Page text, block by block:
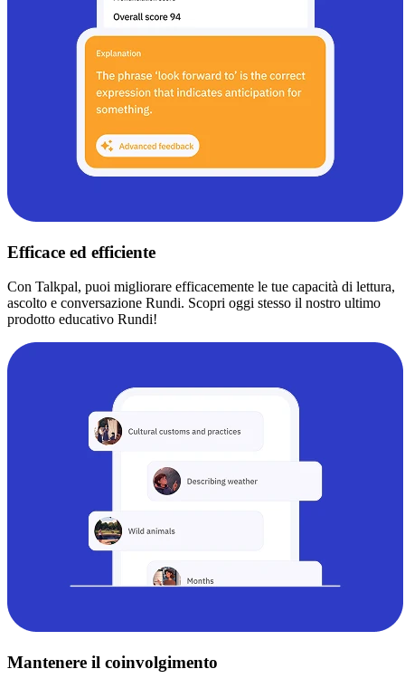
Efficace ed efficiente
Con Talkpal, puoi migliorare efficacemente le tue capacità di lettura,
ascolto e conversazione Rundi. Scopri oggi stesso il nostro ultimo
prodotto educativo Rundi!
Mantenere il coinvolgimento